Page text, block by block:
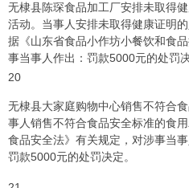
无棣县陈琛食品加工厂安排未取得
活动。当事人安排未取得健康证明
据《山东省食品小作坊小餐饮和食
事当事人作出：罚款5000元的处罚决
20
无棣县大家庭购物中心销售不符合
事人销售不符合食品安全标准的食
食品安全法》有关规定，对涉事当
罚款5000元的处罚决定。